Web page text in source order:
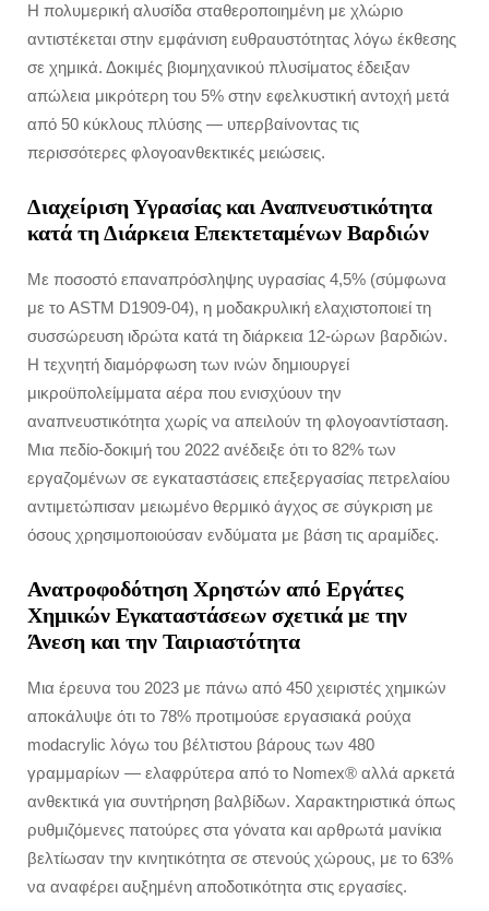
Η πολυμερική αλυσίδα σταθεροποιημένη με χλώριο
αντιστέκεται στην εμφάνιση ευθραυστότητας λόγω έκθεσης
σε χημικά. Δοκιμές βιομηχανικού πλυσίματος έδειξαν
απώλεια μικρότερη του 5% στην εφελκυστική αντοχή μετά
από 50 κύκλους πλύσης — υπερβαίνοντας τις
περισσότερες φλογοανθεκτικές μειώσεις.
Διαχείριση Υγρασίας και Αναπνευστικότητα
κατά τη Διάρκεια Επεκτεταμένων Βαρδιών
Με ποσοστό επαναπρόσληψης υγρασίας 4,5% (σύμφωνα
με το ASTM D1909-04), η μοδακρυλική ελαχιστοποιεί τη
συσσώρευση ιδρώτα κατά τη διάρκεια 12-ώρων βαρδιών.
Η τεχνητή διαμόρφωση των ινών δημιουργεί
μικροϋπολείμματα αέρα που ενισχύουν την
αναπνευστικότητα χωρίς να απειλούν τη φλογοαντίσταση.
Μια πεδίο-δοκιμή του 2022 ανέδειξε ότι το 82% των
εργαζομένων σε εγκαταστάσεις επεξεργασίας πετρελαίου
αντιμετώπισαν μειωμένο θερμικό άγχος σε σύγκριση με
όσους χρησιμοποιούσαν ενδύματα με βάση τις αραμίδες.
Ανατροφοδότηση Χρηστών από Εργάτες
Χημικών Εγκαταστάσεων σχετικά με την
Άνεση και την Ταιριαστότητα
Μια έρευνα του 2023 με πάνω από 450 χειριστές χημικών
αποκάλυψε ότι το 78% προτιμούσε εργασιακά ρούχα
modacrylic λόγω του βέλτιστου βάρους των 480
γραμμαρίων — ελαφρύτερα από το Nomex® αλλά αρκετά
ανθεκτικά για συντήρηση βαλβίδων. Χαρακτηριστικά όπως
ρυθμιζόμενες πατούρες στα γόνατα και αρθρωτά μανίκια
βελτίωσαν την κινητικότητα σε στενούς χώρους, με το 63%
να αναφέρει αυξημένη αποδοτικότητα στις εργασίες.